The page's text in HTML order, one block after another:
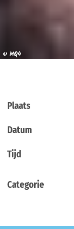
© MQ4
Plaats
Datum
Tijd
Categorie